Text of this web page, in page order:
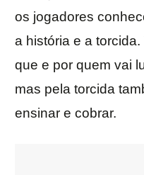
os jogadores
a história e a
que e por quem vai
mas pela torcida
ensinar e cobrar.